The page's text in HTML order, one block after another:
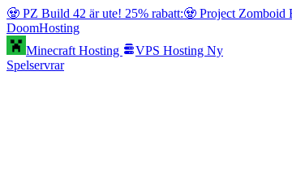
🧟 PZ Build 42 är ute! 25% rabatt:🧟 Project Zomboid
DoomHosting
Minecraft Hosting
VPS Hosting Ny
Spelservrar